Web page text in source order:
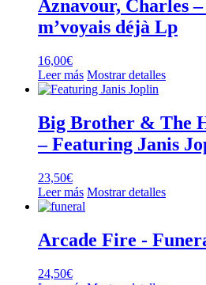
Aznavour, Charles
m’voyais déjà Lp
16,00€
Leer más Mostrar detalles
Big Brother & The
– Featuring Janis
23,50€
Leer más Mostrar detalles
Arcade Fire ‎-
24,50€